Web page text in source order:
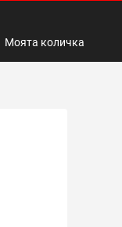
Моята количка